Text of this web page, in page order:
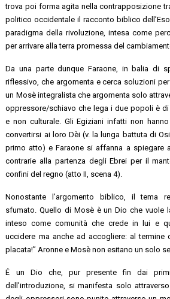
trova poi forma agita nella contrapposizione
politico occidentale il racconto biblico
paradigma della rivoluzione, intesa come
per arrivare alla terra promessa del
Da una parte dunque Faraone, in balia di
riflessivo, che argomenta e cerca soluzioni per
un Mosè integralista che argomenta solo
oppressore/schiavo che lega i due popoli è
e non culturale. Gli Egiziani infatti non
convertirsi ai loro Dèi (v. la lunga battuta di
primo atto) e Faraone si affanna a spiegare
contrarie alla partenza degli Ebrei per il
confini del regno (atto II, scena 4).
Nonostante l’argomento biblico, il tema
sfumato. Quello di Mosè è un Dio che vuole
inteso come comunità che crede in lui e
uccidere ma anche ad accogliere: al termine
placata!” Aronne e Mosè non esitano un solo
É un Dio che, pur presente fin dai
dell’introduzione, si manifesta solo